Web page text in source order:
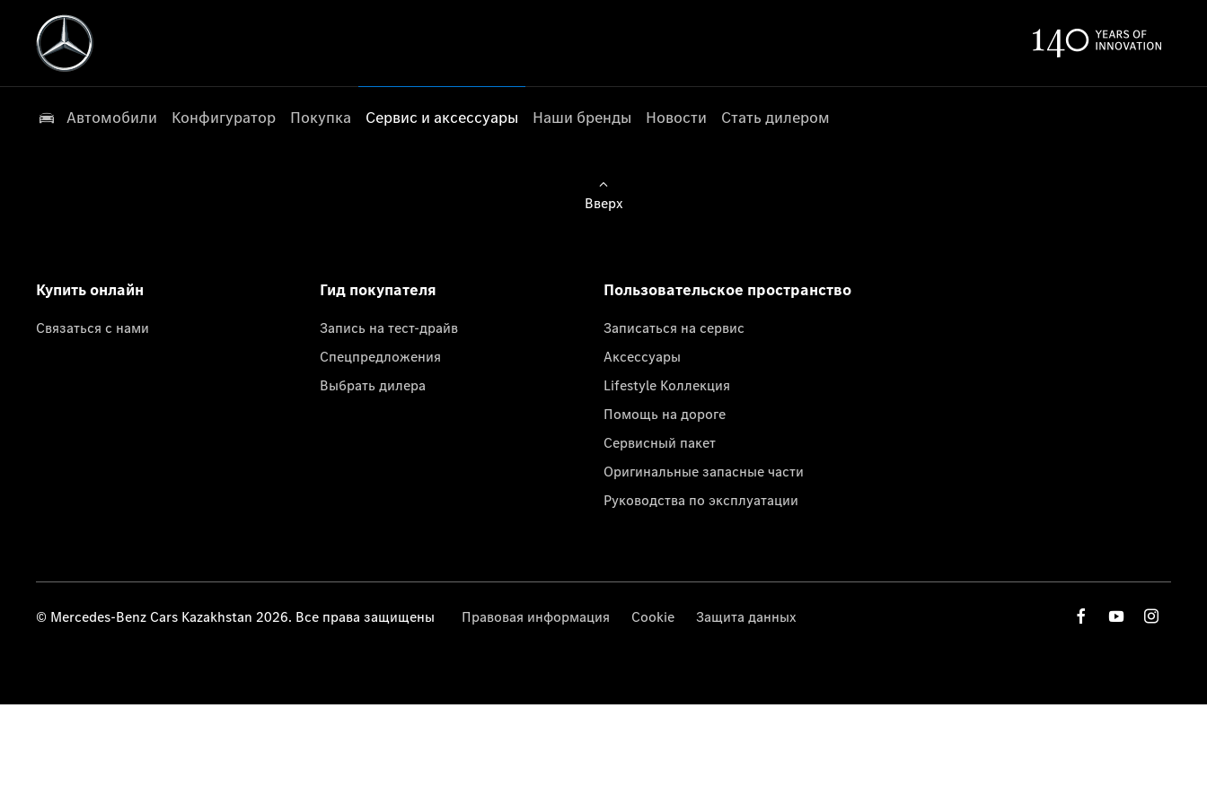
Автомобили Конфигуратор Покупка Сервис и аксессуары Наши бренды Новости Стать дилером
Вверх
Купить онлайн
Связаться с нами
Гид покупателя
Запись на тест-драйв
Спецпредложения
Выбрать дилера
Пользовательское пространство
Записаться на сервис
Аксессуары
Lifestyle Коллекция
Помощь на дороге
Сервисный пакет
Оригинальные запасные части
Руководства по эксплуатации
© Mercedes-Benz Cars Kazakhstan 2026. Все права защищены Правовая информация Cookie Защита данных